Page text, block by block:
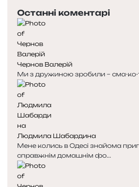
Останні коментарі
Чернов Валерій
Ми з дружиною зробили – сма-ко-
Людмила Шабардина
Мене колись в Одесі знайома
справжнім домашнім фо...